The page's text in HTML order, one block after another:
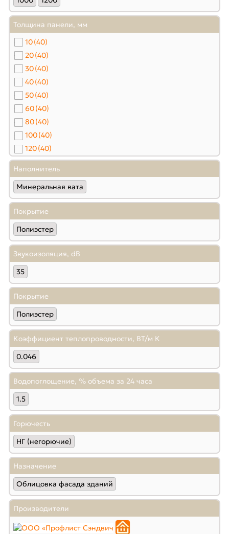
Толщина панели, мм
10(40)
20(40)
30(40)
40(40)
50(40)
60(40)
80(40)
100(40)
120(40)
150(40)
180(40)
200(40)
Наполнитель
Минеральная вата
Покрытие
Полиэстер
Звукоизоляция, dB
35
Покрытие
Полиэстер
Коэффициент теплопроводности, ВТ/м К
0.046
Водопоглощение, % объема за 24 часа
1.5
Горючесть
НГ (негорючие)
Назначение
Облицовка фасада зданий
Производители